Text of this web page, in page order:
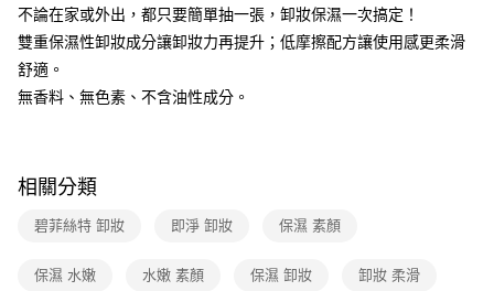
不論在家或外出，都只要簡單抽一張，卸妝保濕一次搞定！
雙重保濕性卸妝成分讓卸妝力再提升；低摩擦配方讓使用感更柔滑
舒適。
無香料、無色素、不含油性成分。
相關分類
碧菲絲特 卸妝 即淨 卸妝 保濕 素顏
保濕 水嫩 水嫩 素顏 保濕 卸妝 卸妝 柔滑